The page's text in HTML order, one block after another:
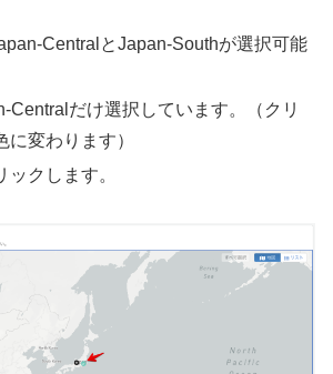
CentralとJapan-Southが選択可能
Centralだけ選択しています。（クリ
に変わります）
ックします。